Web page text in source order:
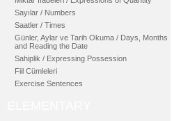
Sayılar / Numbers
Saatler / Times
Günler, Aylar ve Tarih Okuma / Days, Months
and Reading the Date
Sahiplik / Expressing Possession
Fiil Cümleleri
Exercise Sentences